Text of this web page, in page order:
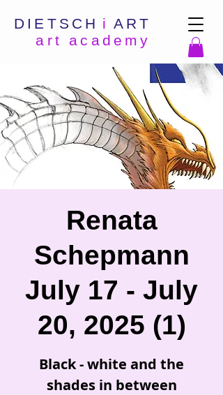
DIETSCH i ART
art academy
Renata
Schepmann
July 17 - July
20, 2025 (1)
Black - white and the
shades in between